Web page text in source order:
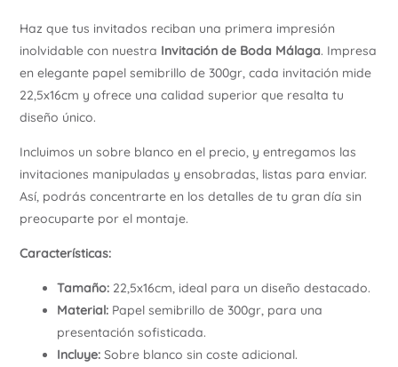
Haz que tus invitados reciban una primera impresión
inolvidable con nuestra Invitación de Boda Málaga. Impresa
en elegante papel semibrillo de 300gr, cada invitación mide
22,5x16cm y ofrece una calidad superior que resalta tu
diseño único.
Incluimos un sobre blanco en el precio, y entregamos las
invitaciones manipuladas y ensobradas, listas para enviar.
Así, podrás concentrarte en los detalles de tu gran día sin
preocuparte por el montaje.
Características:
Tamaño:22,5x16cm, ideal para un diseño destacado.
Material:Papel semibrillo de 300gr, para una
presentación sofisticada.
Incluye:Sobre blanco sin coste adicional.